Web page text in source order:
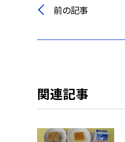
前の記事
関連記事